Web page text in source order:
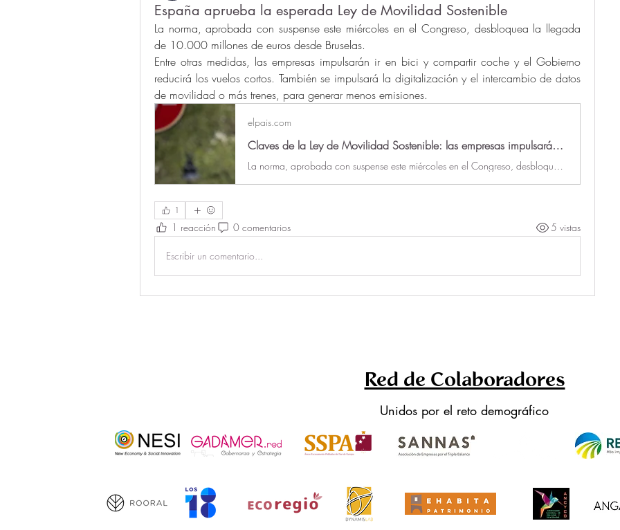
España aprueba la esperada Ley de Movilidad Sostenible
La norma, aprobada con suspense este miércoles en el Congreso, desbloquea la llegada
de 10.000 millones de euros desde Bruselas.
Entre otras medidas, las empresas impulsarán ir en bici y compartir coche y el Gobierno
reducirá los vuelos cortos. También se impulsará la digitalización y el intercambio de datos
de movilidad o más trenes, para generar menos emisiones.
elpais.com
Claves de la Ley de Movilidad Sostenible: las empresas impulsarán ir en bici y compartir coche y el Gobierno reducirá los vuelos cortos
1
1 reacción 0 comentarios 5 vistas
Escribir un comentario...
Red de Colaboradores
Unidos por el reto demográfico